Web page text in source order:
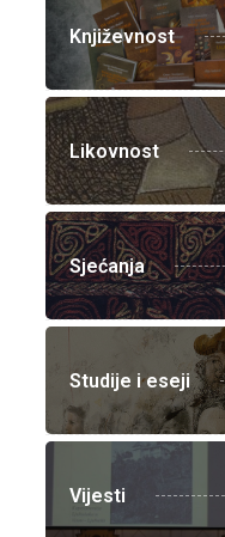
Književnost
Likovnost
Sjećanja
Studije i eseji
Vijesti